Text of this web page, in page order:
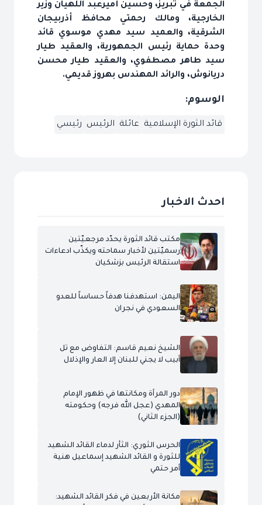
الجمعة في تبريز، وحسين أميرعبد اللهيان وزير
الخارجية، ومالك رحمتي محافظ أذربيجان
الشرقية، والعميد سيد مهدي موسوي قائد
وحدة حماية رئيس الجمهورية، والعقيد طيار
سيد طاهر مصطفوي، والعقيد طيار محسن
دريانوش، والرائد المهندس بهروز قديمي.
الوسوم:
قائد الثورة الإسلامية عائلة الرئيس رئيسي
احدث الاخبار
مكتب قائد الثورة يحدّد مرجعيّتين
رسميّتين لأخبار سماحته ويكذّب ادعاءات
استقالة الرئيس بزشكيان
اليمن: استهدفنا هدفاً حساساً للعدو
السعودي في نجران
الشيخ نعيم قاسم: التفاوض مع تل
أبيب لا يجني للبنان إلا العار والإذلال
دور المرأة ومكانتها في ظهور الإمام
المهدي (عجل الله فرجه) وحكومته
(الجزء الثاني)
الحرس الثوري: الثأر لدماء القائد الشهيد
للثورة و القائد الشهيد إسماعيل هنية
أمر حتمي
مكانة الأربعين في فكر القائد الشهيد: